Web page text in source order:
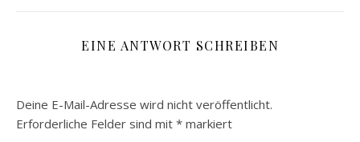
EINE ANTWORT SCHREIBEN
Deine E-Mail-Adresse wird nicht veröffentlicht.
Erforderliche Felder sind mit * markiert